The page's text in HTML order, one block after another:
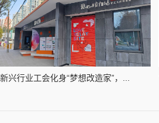
新兴行业工会化身“梦想改造家”，...